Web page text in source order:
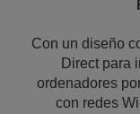
Con un diseño
Direct para
ordenadores
con redes